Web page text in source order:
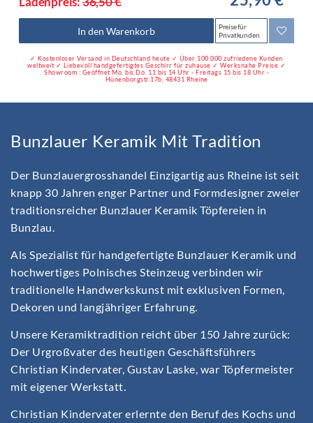
In den Warenkorb
Preise für
Privatkunden
✓ Kostenloser Versand in Deutschland heute ✓ Über 100.000 zufriedene Kunden
weltweit ✓ Liebevoll handgefertigtes Geschirr für zuhause ✓ Werksnahe Preise ✓
Showroom : Geöffnet Mo. bis Do. 11 bis 14 Uhr - Freitags 15 bis 18 Uhr -
Hünenborgstr.17b, 48431 Rheine
Bunzlauer Keramik Mit Tradition
Der Bunzlauergrosshandel Einzigartig aus Rheine ist seit
knapp 30 Jahren enger Partner und Formdesigner zweier
traditionsreicher Bunzlauer Keramik Töpfereien in
Bunzlau.
Als Spezialist für handgefertigte Bunzlauer Keramik und
hochwertiges Polnisches Steinzeug verbinden wir
traditionelle Handwerkskunst mit exklusiven Formen,
Dekoren und langjähriger Erfahrung.
Unsere Keramiktradition reicht über 150 Jahre zurück:
Der Urgroßvater des heutigen Geschäftsführers
Christian Kindervater, Gustav Laske, war Töpfermeister
mit eigener Werkstatt.
Christian Kindervater erlernte den Beruf des Kochs und